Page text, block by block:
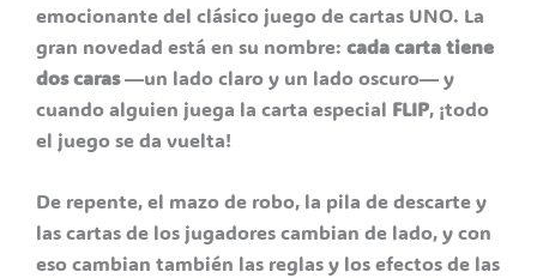
emocionante del clásico juego de cartas UNO. La
gran novedad está en su nombre: cada carta tiene
dos caras—un lado claro y un lado oscuro— y
cuando alguien juega la carta especial FLIP, ¡todo
el juego se da vuelta!
De repente, el mazo de robo, la pila de descarte y
las cartas de los jugadores cambian de lado, y con
eso cambian también las reglas y los efectos de las